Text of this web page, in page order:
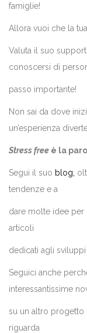
famiglie!
Allora vuoi che la
Valuta il suo
conoscersi di
passo importante!
Non sai da dove
un’esperienza
Stress free è la
Segui il suo blog,
tendenze e a
dare molte idee
articoli
dedicati agli
Seguici anche
interessantissime
su un altro progetto
riguarda